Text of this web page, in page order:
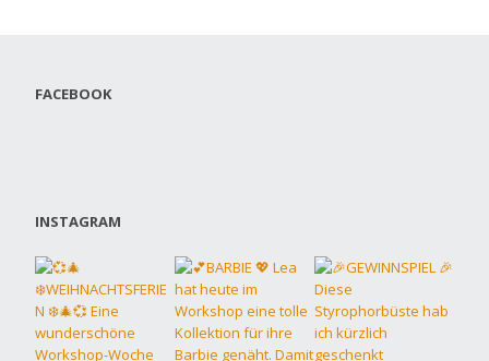
FACEBOOK
INSTAGRAM